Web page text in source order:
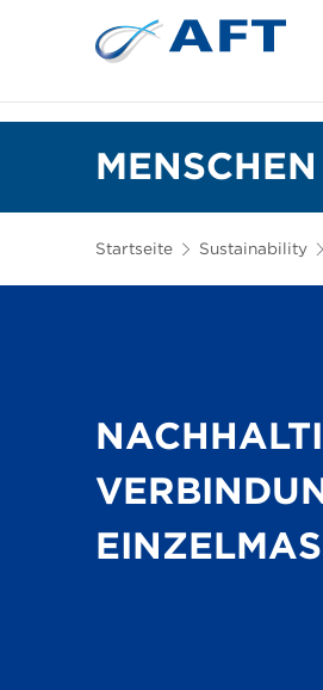
MENSCHEN
Startseite Sustainability